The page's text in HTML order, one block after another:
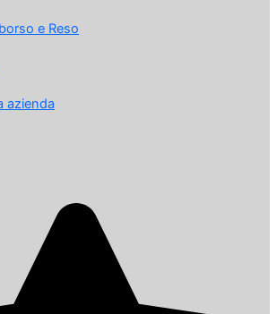
e Reso
azienda